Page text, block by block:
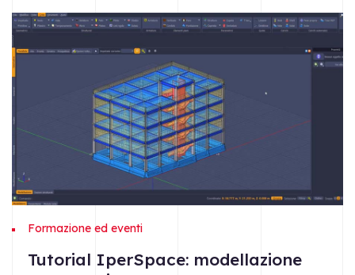
Formazione ed eventi
Tutorial IperSpace: modellazione